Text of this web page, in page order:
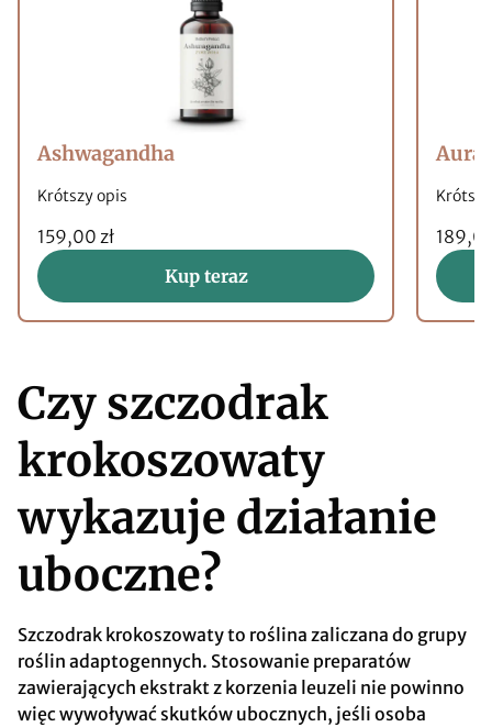
Ashwagandha
Krótszy opis
159,00 zł
Kup teraz
Aura
Czy szczodrak
krokoszowaty
wykazuje działanie
uboczne?
Szczodrak krokoszowaty to roślina zaliczana do grupy
roślin adaptogennych. Stosowanie preparatów
zawierających ekstrakt z korzenia leuzeli nie powinno
więc wywoływać skutków ubocznych, jeśli osoba